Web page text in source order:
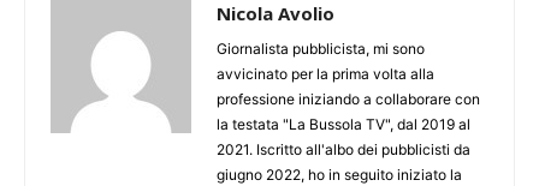
Nicola Avolio
Giornalista pubblicista, mi sono
avvicinato per la prima volta alla
professione iniziando a collaborare con
la testata "La Bussola TV", dal 2019 al
2021. Iscritto all'albo dei pubblicisti da
giugno 2022, ho in seguito iniziato la